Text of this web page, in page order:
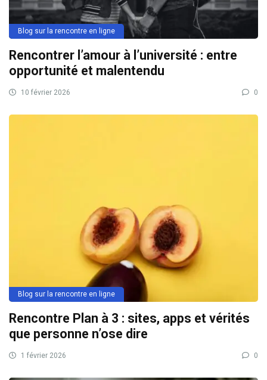
Blog sur la rencontre en ligne
Rencontrer l’amour à l’université : entre
opportunité et malentendu
10 février 2026 0
Blog sur la rencontre en ligne
Rencontre Plan à 3 : sites, apps et vérités
que personne n’ose dire
1 février 2026 0